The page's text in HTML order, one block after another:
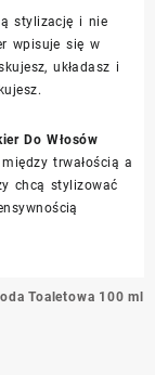
stylizację i nie
wpisuje się w
układasz i
Do Włosów
trwałością a
chcą stylizować
Toaletowa 100 ml